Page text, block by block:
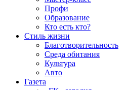
Профи
Образование
Кто есть кто?
Стиль жизни
Благотворительность
Среда обитания
Культура
Авто
Газета